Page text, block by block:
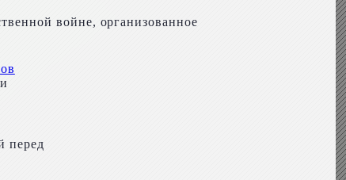
войне, организованное
перед